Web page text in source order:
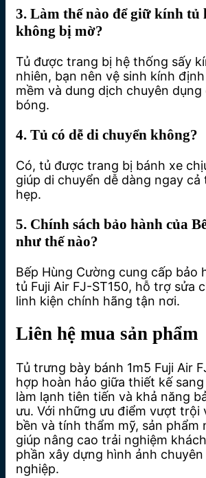
3. Làm thế nào để giữ kính tủ
không bị mờ?
Tủ được trang bị hệ thống sấy
nhiên, bạn nên vệ sinh kính
mềm và dung dịch chuyên
bóng.
4. Tủ có dễ di chuyển không?
Có, tủ được trang bị bánh xe
giúp di chuyển dễ dàng ngay
hẹp.
5. Chính sách bảo hành của
như thế nào?
Bếp Hùng Cường cung cấp bảo
tủ Fuji Air FJ-ST150, hỗ trợ sửa
linh kiện chính hãng tận nơi.
Liên hệ mua sản phẩm
Tủ trưng bày bánh 1m5 Fuji Air
hợp hoàn hảo giữa thiết kế
làm lạnh tiên tiến và khả năng
ưu. Với những ưu điểm vượt trội
bền và tính thẩm mỹ, sản phẩm
giúp nâng cao trải nghiệm
phần xây dựng hình ảnh
nghiệp.